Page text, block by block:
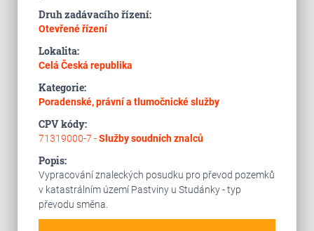
Druh zadávacího řízení:
Otevřené řízení
Lokalita:
Celá Česká republika
Kategorie:
Poradenské, právní a tlumočnické služby
CPV kódy:
71319000-7 -Služby soudních znalců
Popis:
Vypracování znaleckých posudku pro převod pozemků
v katastrálním území Pastviny u Studánky - typ
převodu směna.